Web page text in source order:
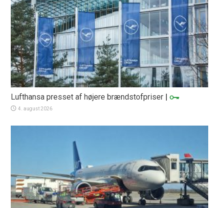
Lufthansa presset af højere brændstofpriser |
4. august 2026